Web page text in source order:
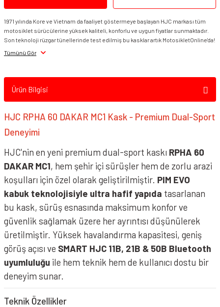
HJC RPHA 60 Kask Dakar MC5SF
1971 yılında Kore ve Vietnam da faaliyet göstermeye başlayan HJC markası tüm
motosiklet sürücülerine yüksek kaliteli, konforlu ve uygun fiyatlar sunmaktadır.
Son teknoloji rüzgar tünellerinde test edilmiş bu kasklar artık MotosikletOnline'da!
Tümünü Gör
Ürün Bilgisi
HJC RPHA 60 DAKAR MC1 Kask - Premium Dual-Sport
Deneyimi
HJC'nin en yeni premium dual-sport kaskı RPHA 60
DAKAR MC1, hem şehir içi sürüşler hem de zorlu arazi
koşulları için özel olarak geliştirilmiştir. PIM EVO
kabuk teknolojisiyle ultra hafif yapıda tasarlanan
bu kask, sürüş esnasında maksimum konfor ve
güvenlik sağlamak üzere her ayrıntısı düşünülerek
üretilmiştir. Yüksek havalandırma kapasitesi, geniş
görüş açısı ve SMART HJC 11B, 21B & 50B Bluetooth
uyumluluğu ile hem teknik hem de kullanıcı dostu bir
deneyim sunar.
Teknik Özellikler